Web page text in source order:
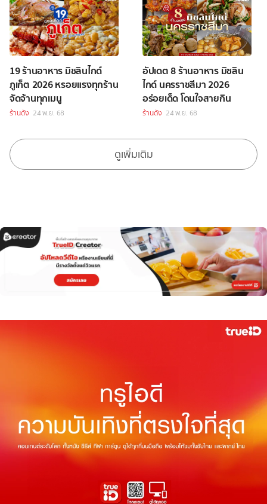
19 ร้านอาหาร มิชลินไกด์
ภูเก็ต 2026 หรอยแรงทุกร้าน
จัดจ้านทุกเมนู
ร้านดัง 24 พ.ย. 68
อัปเดต 8 ร้านอาหาร มิชลิน
ไกด์ นครราชสีมา 2026
อร่อยเด็ด โดนใจสายกิน
ร้านดัง 24 พ.ย. 68
ดูเพิ่มเติม